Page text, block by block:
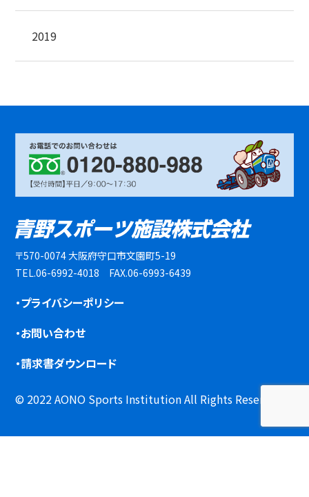
2019
〒570-0074 大阪府守口市文園町5-19
TEL.06-6992-4018 FAX.06-6993-6439
・プライバシーポリシー
・お問い合わせ
・請求書ダウンロード
© 2022 AONO Sports Institution All Rights Reserved.